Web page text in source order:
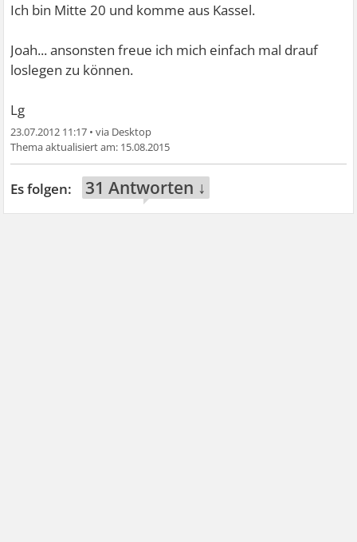
Ich bin Mitte 20 und komme aus Kassel.
Joah... ansonsten freue ich mich einfach mal drauf
loslegen zu können.
Lg
23.07.2012 11:17 •
15.08.2015
31 Antworten ↓